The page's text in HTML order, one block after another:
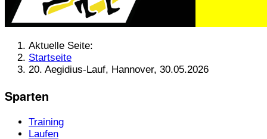
Aktuelle Seite:
Startseite
20. Aegidius-Lauf, Hannover, 30.05.2026
Sparten
Training
Laufen